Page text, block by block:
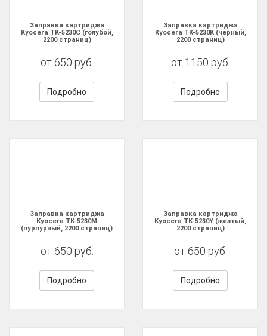
Заправка картриджа
Kyocera TK-5230C (голубой,
2200 страниц)
от 650 руб.
Подробно
Заправка картриджа
Kyocera TK-5230K (черный,
2200 страниц)
от 1150 руб.
Подробно
Заправка картриджа
Kyocera TK-5230M
(пурпурный, 2200 страниц)
от 650 руб.
Подробно
Заправка картриджа
Kyocera TK-5230Y (желтый,
2200 страниц)
от 650 руб.
Подробно